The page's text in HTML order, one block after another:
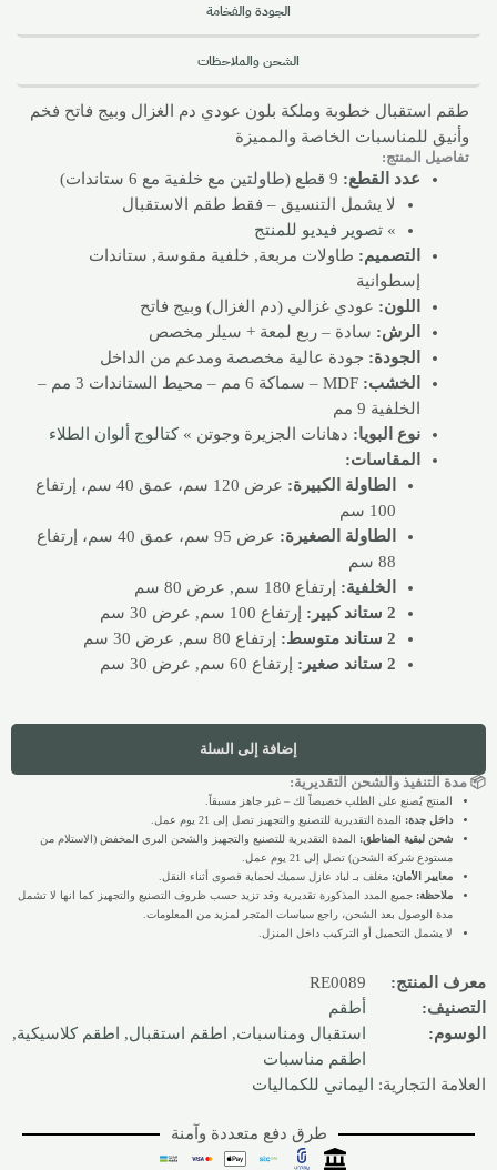
الجودة والفخامة
الشحن والملاحظات
طقم استقبال خطوبة وملكة بلون عودي دم الغزال وبيج فاتح فخم
وأنيق للمناسبات الخاصة والمميزة
تفاصيل المنتج:
عدد القطع:
لا يشمل التنسيق – فقط طقم الاستقبال
» تصوير فيديو للمنتج
التصميم: طاولات مربعة, خلفية مقوسة, ستاندات
إسطوانية
اللون: عودي غزالي (دم الغزال) وبيج فاتح
الرش: سادة – ربع لمعة + سيلر مخصص
الجودة: جودة عالية مخصصة ومدعم من الداخل
الخشب:
MDF – سماكة 6 مم – محيط الستاندات 3 مم –
الخلفية 9 مم
نوع البويا: دهانات الجزيرة وجوتن »كتالوج ألوان الطلاء
المقاسات:
الطاولة الكبيرة:
عرض 120 سم، عمق 40 سم، إرتفاع
100 سم
الطاولة الصغيرة:
عرض 95 سم، عمق 40 سم، إرتفاع
88 سم
الخلفية: إرتفاع 180 سم, عرض 80 سم
2 ستاند كبير:
إرتفاع 100 سم, عرض 30 سم
2 ستاند متوسط:
إرتفاع 80 سم, عرض 30 سم
2 ستاند صغير:
إرتفاع 60 سم, عرض 30 سم
إضافة إلى السلة
📦 مدة التنفيذ والشحن التقديرية:
المنتج يُصنع على الطلب خصيصاً لك – غير جاهز مسبقاً.
داخل جدة: المدة التقديرية للتصنيع والتجهيز تصل إلى 21 يوم عمل.
شحن لبقية المناطق: المدة التقديرية للتصنيع والتجهيز والشحن البري المخفض (الاستلام من
مستودع شركة الشحن) تصل إلى 21 يوم عمل.
معايير الأمان: مغلف بـ لباد عازل سميك لحماية قصوى أثناء النقل.
ملاحظة: جميع المدد المذكورة تقديرية وقد تزيد حسب ظروف التصنيع والتجهيز كما انها لا تشمل
مدة الوصول بعد الشحن، راجع سياسات المتجر لمزيد من المعلومات.
لا يشمل التحميل أو التركيب داخل المنزل.
معرف المنتج:
RE0089
التصنيف:
أطقم
الوسوم:
استقبال ومناسبات, اطقم استقبال, اطقم كلاسيكية,
اطقم مناسبات
العلامة التجارية:
اليماني للكماليات
طرق دفع متعددة وآمنة